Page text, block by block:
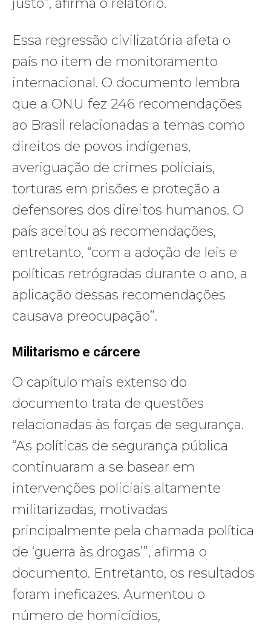
Essa regressão civilizatória afeta o
país no item de monitoramento
internacional. O documento lembra
que a ONU fez 246 recomendações
ao Brasil relacionadas a temas como
direitos de povos indígenas,
averiguação de crimes policiais,
torturas em prisões e proteção a
defensores dos direitos humanos. O
país aceitou as recomendações,
entretanto, “com a adoção de leis e
políticas retrógradas durante o ano, a
aplicação dessas recomendações
causava preocupação”.
Militarismo e cárcere
O capítulo mais extenso do
documento trata de questões
relacionadas às forças de segurança.
“As políticas de segurança pública
continuaram a se basear em
intervenções policiais altamente
militarizadas, motivadas
principalmente pela chamada política
de ‘guerra às drogas’”, afirma o
documento. Entretanto, os resultados
foram ineficazes. Aumentou o
número de homicídios,